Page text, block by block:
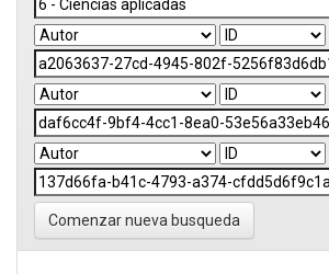
Comenzar nueva busqueda